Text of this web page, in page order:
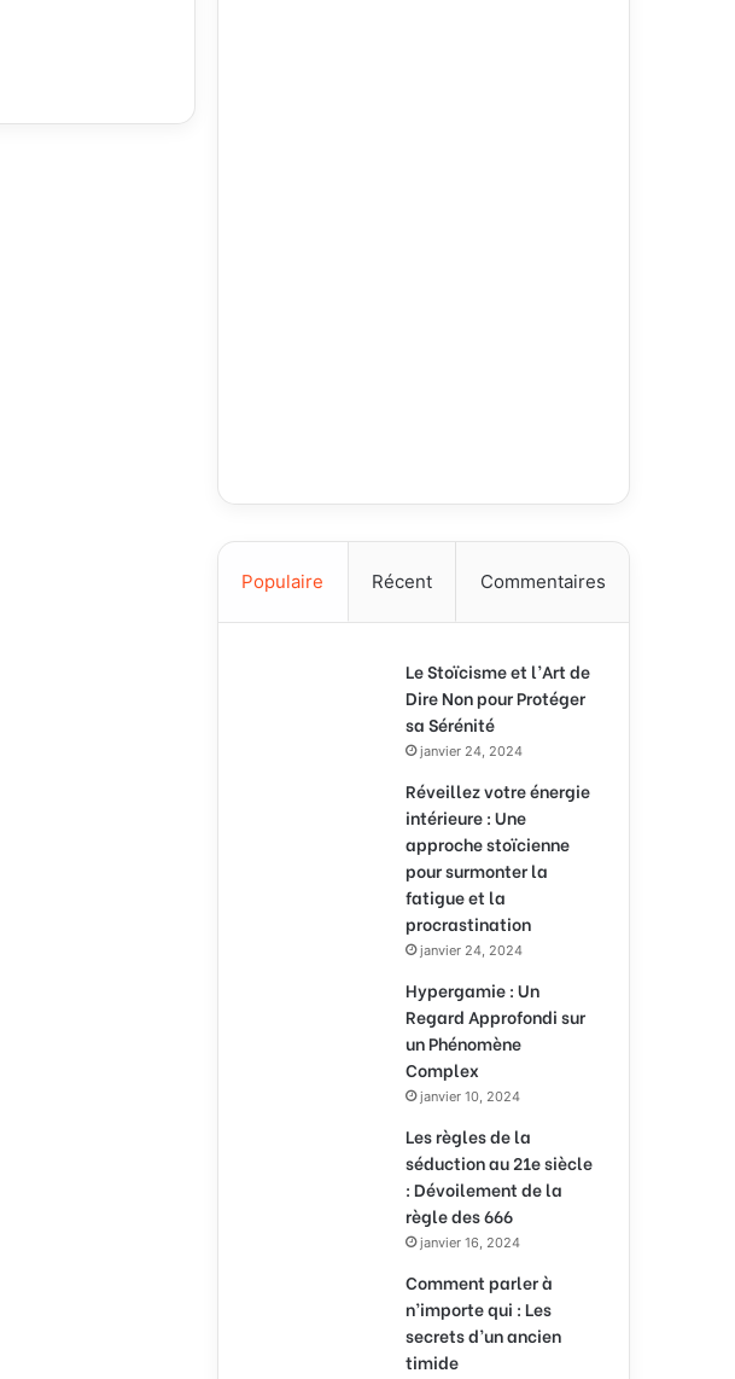
Populaire Récent Commentaires
Le Stoïcisme et l’Art de
Dire Non pour Protéger
sa Sérénité
janvier 24, 2024
Réveillez votre énergie
intérieure : Une
approche stoïcienne
pour surmonter la
fatigue et la
procrastination
janvier 24, 2024
Hypergamie : Un
Regard Approfondi sur
un Phénomène
Complex
janvier 10, 2024
Les règles de la
séduction au 21e siècle
: Dévoilement de la
règle des 666
janvier 16, 2024
Comment parler à
n’importe qui : Les
secrets d’un ancien
timide